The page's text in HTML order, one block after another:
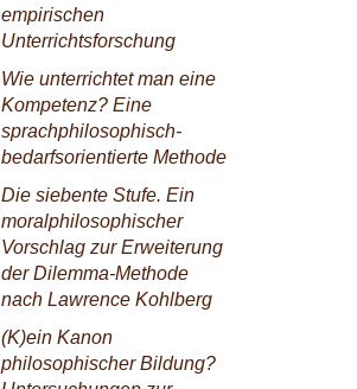
empirischen
Unterrichtsforschung
Wie unterrichtet man eine
Kompetenz? Eine
sprachphilosophisch-
bedarfsorientierte Methode
Die siebente Stufe. Ein
moralphilosophischer
Vorschlag zur Erweiterung
der Dilemma-Methode
nach Lawrence Kohlberg
(K)ein Kanon
philosophischer Bildung?